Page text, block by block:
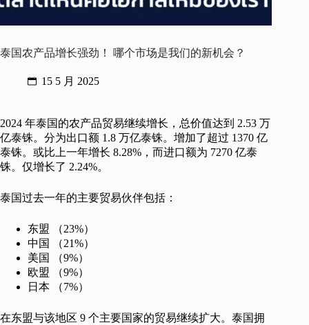
泰国农产品增长强劲！ 哪个市场是我们的新机会？
15 5 月 2025
2024 年泰国的农产品贸易继续增长，总价值达到 2.53 万
亿泰铢。分为出口额 1.8 万亿泰铢。增加了超过 1370 亿
泰铢。或比上一年增长 8.28%，而进口额为 7270 亿泰
铢。仅增长了 2.24%。
泰国过去一年的主要贸易伙伴包括：
东盟 （23%）
中国 （21%）
美国 （9%）
欧盟 （9%）
日本 （7%）
在东盟与该地区 9 个主要国家的贸易继续扩大。泰国拥